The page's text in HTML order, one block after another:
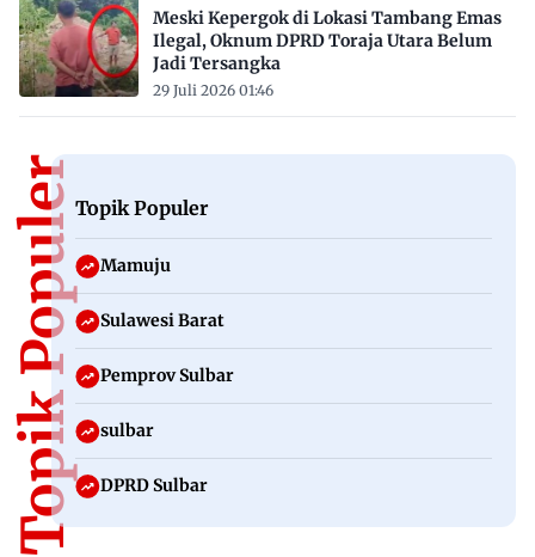
Meski Kepergok di Lokasi Tambang Emas
Ilegal, Oknum DPRD Toraja Utara Belum
Jadi Tersangka
29 Juli 2026 01:46
Topik PopulerTopik Populer
Mamuju
Sulawesi Barat
Pemprov Sulbar
sulbar
DPRD Sulbar